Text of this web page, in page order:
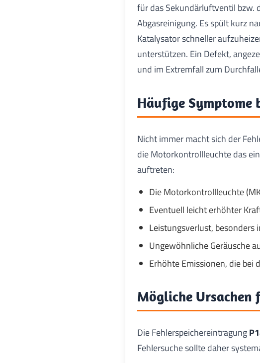
für das Sekundärluftventil bzw.
Abgasreinigung. Es spült kurz
Katalysator schneller
unterstützen. Ein Defekt,
und im Extremfall zum
Häufige Symptome
Nicht immer macht sich der
die Motorkontrollleuchte das
auftreten:
Die Motorkontrollleuchte
Eventuell leicht erhöhter
Leistungsverlust, besonders
Ungewöhnliche Geräusche
Erhöhte Emissionen, die bei
Mögliche Ursachen
Die Fehlerspeichereintragung
Fehlersuche sollte daher